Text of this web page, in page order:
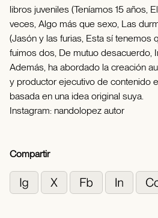
libros juveniles (Teníamos 15 años,
veces, Algo más que sexo, Las
(Jasón y las furias, Esta sí tenemos
fuimos dos, De mutuo desacuerdo,
Además, ha abordado la creación
y productor ejecutivo de contenido
basada en una idea original suya.
Instagram: nandolopez autor
Compartir